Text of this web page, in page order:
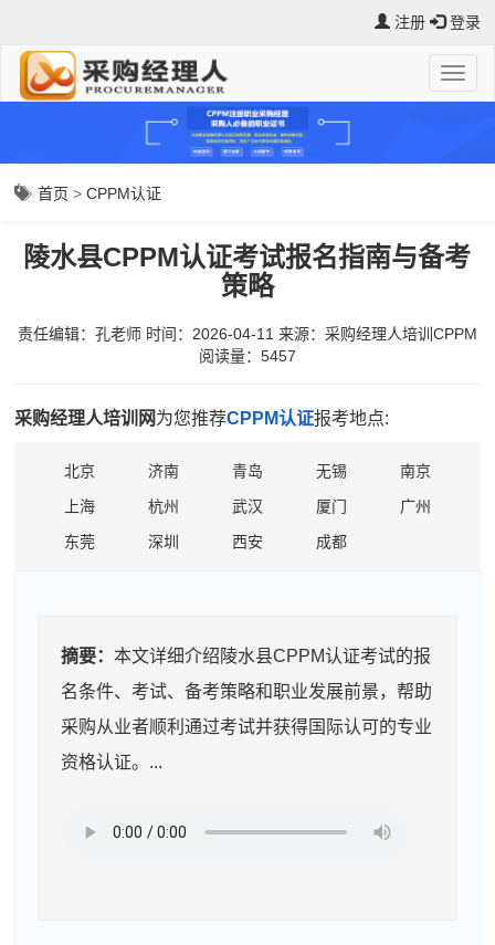
注册 登录
首页 >CPPM认证
陵水县CPPM认证考试报名指南与备考
策略
责任编辑：孔老师 时间：2026-04-11 来源： 采购经理人培训CPPM
阅读量：5457
采购经理人培训网为您推荐CPPM认证报考地点:
北京 济南 青岛 无锡
南京
上海
杭州 武汉 厦门
广州
东莞
深圳 西安 成都
摘要：本文详细介绍陵水县CPPM认证考试的报
名条件、考试、备考策略和职业发展前景，帮助
采购从业者顺利通过考试并获得国际认可的专业
资格认证。...